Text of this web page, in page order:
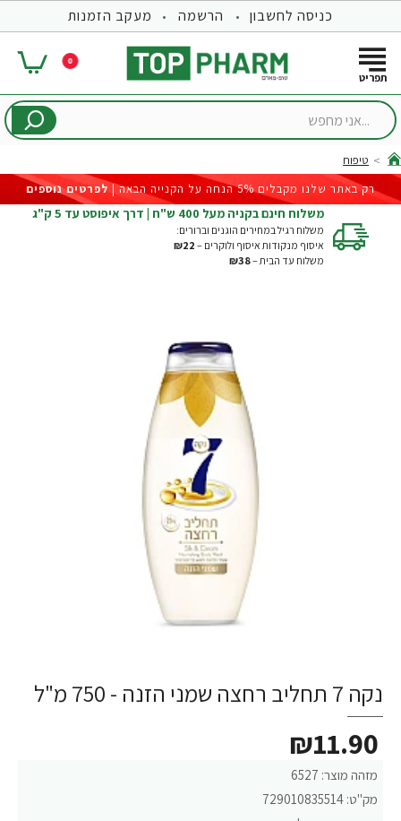
כניסה לחשבון הרשמה מעקב הזמנות
0
...אני
home
טיפוח
רק באתר שלנו מקבלים 5% הנחה על הקנייה הבאה |
לפרטים נוספים
משלוח חינם בקניה מעל 400 ש"ח | דרך איפוסט עד 5 ק"ג
משלוח רגיל במחירים הוגנים וברורים:
איסוף מנקודות איסוף ולוקרים – ₪22
משלוח עד הבית –₪38
נקה 7 תחליב רחצה שמני הזנה - 750 מ"ל
מזהה מוצר: 6527
מק"ט: 729010835514
₪11.90